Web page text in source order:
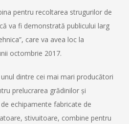
pentru recoltarea strugurilor de
va fi demonstrată publicului larg
care va avea loc la
octombrie 2017.
unul dintre cei mai mari producători
prelucrarea grădinilor și
echipamente fabricate de
stivuitoare, combine pentru